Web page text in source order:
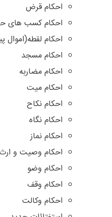
احکام قرض
احکام کسب های
احکام لقطه(اموال
احکام مسجد
احکام مضاربه
احکام میت
احکام نکاح
احکام نگاه
احکام نماز
احکام وصیت و ارث
احکام وضو
احکام وقف
احکام وکالت